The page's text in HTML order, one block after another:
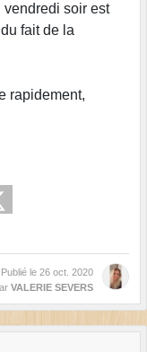
soir est
fait de la
rapidement,
Publié le 26 oct. 2020
VALERIE SEVERS